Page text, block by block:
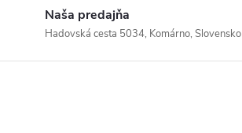
Naša predajňa
Hadovská cesta 5034, Komárno, Slovensko